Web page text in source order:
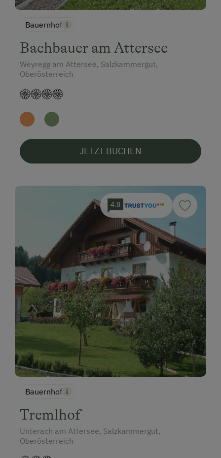
Bauernhof
Bachbauer am Attersee
Weyregg am Attersee, Salzkammergut,
Oberösterreich
JETZT BUCHEN
4.8
Bauernhof
Tremlhof
Unterach am Attersee, Salzkammergut,
Oberösterreich